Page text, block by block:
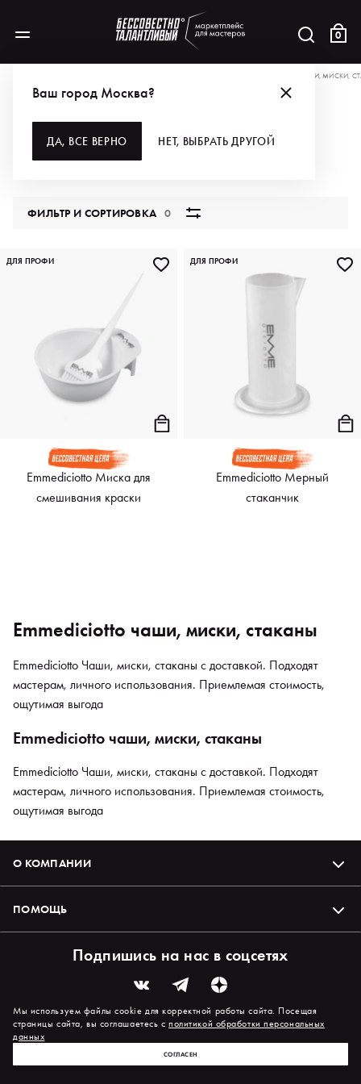
0
Ваш город Москва?
ДА, ВСЕ ВЕРНО НЕТ, ВЫБРАТЬ ДРУГОЙ
ЧАШИ, МИСКИ,
ЧАШИ, МИСКИ, СТАКАНЫ
ФИЛЬТР И СОРТИРОВКА0
Emmediciotto Миска для
смешивания краски
ДЛЯ ПРОФИ
Emmediciotto Мерный
стаканчик
ДЛЯ ПРОФИ
Emmediciotto чаши, миски, стаканы
Emmediciotto Чаши, миски, стаканы с доставкой. Подходят
мастерам, личного использования. Приемлемая стоимость,
ощутимая выгода
Emmediciotto чаши, миски, стаканы
Emmediciotto Чаши, миски, стаканы с доставкой. Подходят
мастерам, личного использования. Приемлемая стоимость,
ощутимая выгода
О КОМПАНИИ
ПОМОЩЬ
Подпишись на нас в соцсетях
Мы используем файлы cookie для корректной работы сайта. Посещая
страницы сайта, вы соглашаетесь сполитикой обработки персональных
данных
СОГЛАСЕН